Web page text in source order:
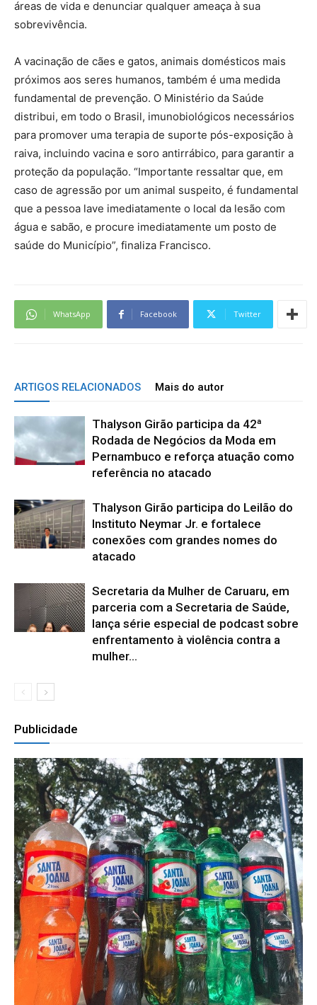
áreas de vida e denunciar qualquer ameaça à sua
sobrevivência.
A vacinação de cães e gatos, animais domésticos mais
próximos aos seres humanos, também é uma medida
fundamental de prevenção. O Ministério da Saúde
distribui, em todo o Brasil, imunobiológicos necessários
para promover uma terapia de suporte pós-exposição à
raiva, incluindo vacina e soro antirrábico, para garantir a
proteção da população. “Importante ressaltar que, em
caso de agressão por um animal suspeito, é fundamental
que a pessoa lave imediatamente o local da lesão com
água e sabão, e procure imediatamente um posto de
saúde do Município”, finaliza Francisco.
WhatsApp Facebook Twitter
ARTIGOS RELACIONADOS Mais do autor
Thalyson Girão participa da 42ª
Rodada de Negócios da Moda em
Pernambuco e reforça atuação como
referência no atacado
Thalyson Girão participa do Leilão do
Instituto Neymar Jr. e fortalece
conexões com grandes nomes do
atacado
Secretaria da Mulher de Caruaru, em
parceria com a Secretaria de Saúde,
lança série especial de podcast sobre
enfrentamento à violência contra a
mulher...
Publicidade